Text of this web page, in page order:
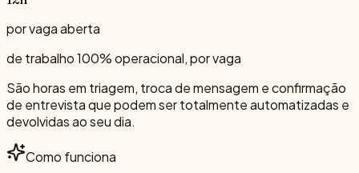
por vaga aberta
de trabalho 100% operacional, por vaga
São horas em triagem, troca de mensagem e confirmação
de entrevista que podem ser totalmente automatizadas e
devolvidas ao seu dia.
Como funciona